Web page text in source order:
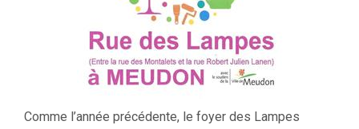
Comme l’année précédente, le foyer des Lampes